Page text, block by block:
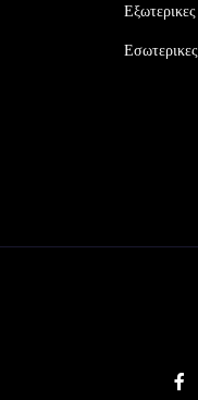
Εξωτερικες
Εσωτερικες